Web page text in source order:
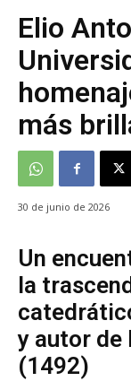
Elio
más
30 de junio de 2026
Un
la
y autor de
(1492)